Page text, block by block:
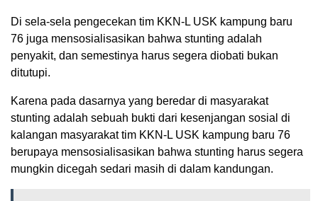
Di sela-sela pengecekan tim KKN-L USK kampung baru
76 juga mensosialisasikan bahwa stunting adalah
penyakit, dan semestinya harus segera diobati bukan
ditutupi.
Karena pada dasarnya yang beredar di masyarakat
stunting adalah sebuah bukti dari kesenjangan sosial di
kalangan masyarakat tim KKN-L USK kampung baru 76
berupaya mensosialisasikan bahwa stunting harus segera
mungkin dicegah sedari masih di dalam kandungan.